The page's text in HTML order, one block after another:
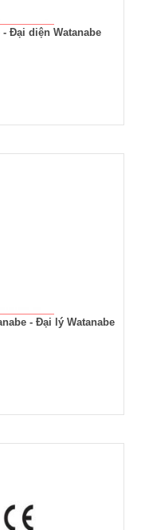
Đại diện Watanabe
- Đại lý Watanabe